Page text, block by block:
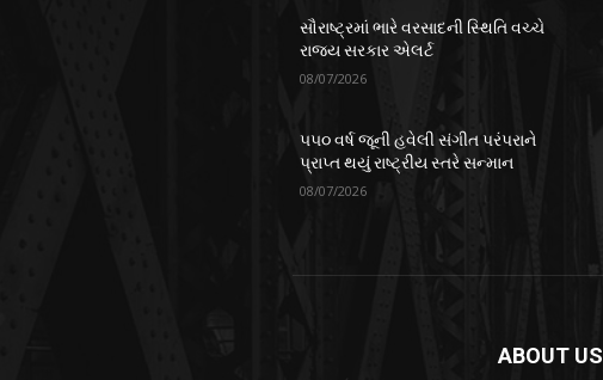
સૌરાષ્ટ્રમાં ભારે વરસાદની સ્થિતિ વચ્ચે
રાજ્ય સરકાર એલર્ટ
08/07/2026
૫૫૦ વર્ષ જૂની હવેલી સંગીત પરંપરાને
પ્રાપ્ત થયું રાષ્ટ્રીય સ્તરે સન્માન
08/07/2026
ABOUT US